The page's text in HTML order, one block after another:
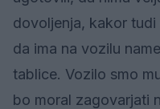
dovoljenja, kakor
da ima na vozilu
tablice. Vozilo smo
bo moral zagovarjati